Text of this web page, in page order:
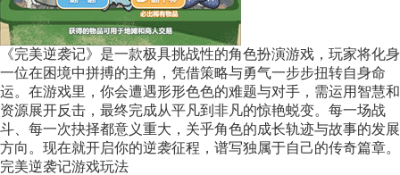
《完美逆袭记》是一款极具挑战性的角色扮演游戏，玩家将化身
一位在困境中拼搏的主角，凭借策略与勇气一步步扭转自身命
运。在游戏里，你会遭遇形形色色的难题与对手，需运用智慧和
资源展开反击，最终完成从平凡到非凡的惊艳蜕变。每一场战
斗、每一次抉择都意义重大，关乎角色的成长轨迹与故事的发展
方向。现在就开启你的逆袭征程，谱写独属于自己的传奇篇章。
完美逆袭记游戏玩法